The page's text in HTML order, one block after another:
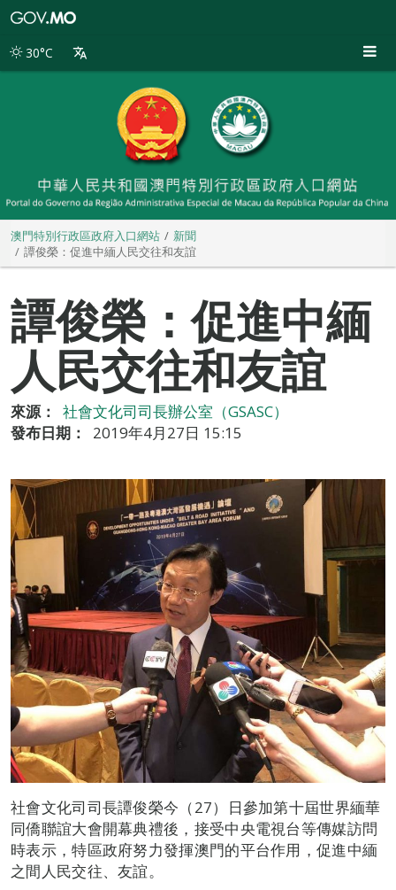
別
30°C
澳門特別行政區政府入口網站
新聞
譚俊榮：促進中緬人民交往和友誼
譚俊榮：促進中緬
人民交往和友誼
來源：
社會文化司司長辦公室（GSASC）
發布日期：
2019年4月27日 15:15
社會文化司司長譚俊榮今（27）日參加第十屆世界緬華
同僑聯誼大會開幕典禮後，接受中央電視台等傳媒訪問
時表示，特區政府努力發揮澳門的平台作用，促進中緬
之間人民交往、友誼。